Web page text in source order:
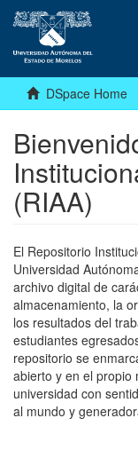
DSpace Home
(RIAA)
El Repositorio
Universidad
archivo digital de
almacenamiento, la
los resultados del
estudiantes
repositorio se
abierto y en el propio
universidad con
al mundo y